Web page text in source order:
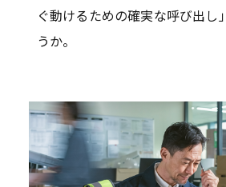
ぐ動けるための確実な呼び出し
うか。